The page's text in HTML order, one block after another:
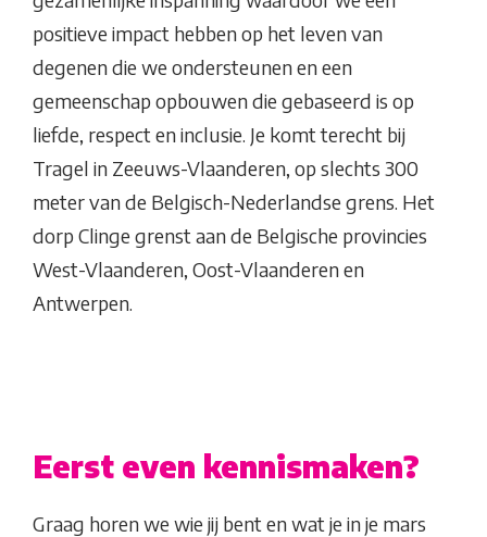
positieve impact hebben op het leven van
degenen die we ondersteunen en een
gemeenschap opbouwen die gebaseerd is op
liefde, respect en inclusie. Je komt terecht bij
Tragel in Zeeuws-Vlaanderen, op slechts 300
meter van de Belgisch-Nederlandse grens. Het
dorp Clinge grenst aan de Belgische provincies
West-Vlaanderen, Oost-Vlaanderen en
Antwerpen.
Eerst even kennismaken?
Graag horen we wie jij bent en wat je in je mars